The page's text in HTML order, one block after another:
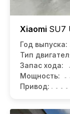
Xiaomi SU7
Год выпуска:
Тип
Запас хода:
Мощность:
Привод: